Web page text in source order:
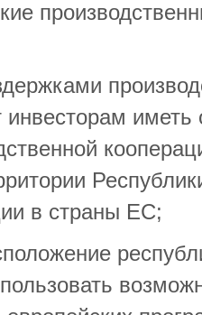
инвесторам
в страны ЕС;